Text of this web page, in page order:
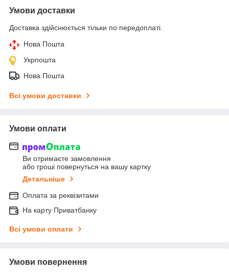
Умови доставки
Доставка здійснюється тільки по передоплаті.
Нова Пошта
Укрпошта
Нова Пошта
Всі умови доставки
Умови оплати
Ви отримаєте замовлення
або гроші повернуться на вашу картку
Детальніше
Оплата за реквізитами
На карту Приватбанку
Всі умови оплати
Умови повернення